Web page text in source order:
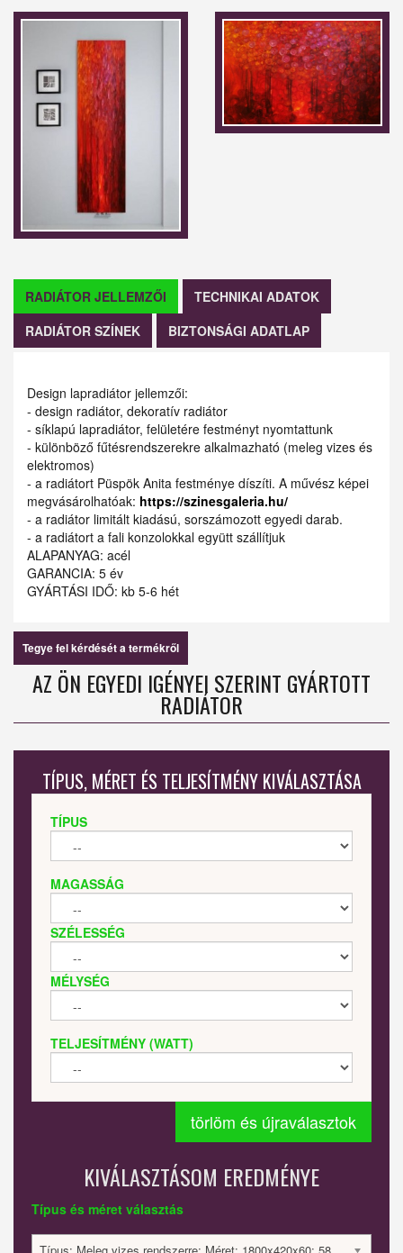
RADIÁTOR JELLEMZŐI
TECHNIKAI ADATOK
RADIÁTOR SZÍNEK
BIZTONSÁGI ADATLAP
Design lapradiátor jellemzői:
- design radiátor, dekoratív radiátor
- síklapú lapradiátor, felületére festményt nyomtattunk
- különböző fűtésrendszerekre alkalmazható (meleg vizes és
elektromos)
- a radiátort Püspök Anita festménye díszíti. A művész képei
megvásárolhatóak: https://szinesgaleria.hu/
- a radiátor limitált kiadású, sorszámozott egyedi darab.
- a radiátort a fali konzolokkal együtt szállítjuk
ALAPANYAG: acél
GARANCIA: 5 év
GYÁRTÁSI IDŐ: kb 5-6 hét
Tegye fel kérdését a termékről
AZ ÖN EGYEDI IGÉNYEI SZERINT GYÁRTOTT
RADIÁTOR
TÍPUS, MÉRET ÉS TELJESÍTMÉNY KIVÁLASZTÁSA
TÍPUS
MAGASSÁG
SZÉLESSÉG
MÉLYSÉG
TELJESÍTMÉNY (WATT)
törlöm és újraválasztok
KIVÁLASZTÁSOM EREDMÉNYE
Típus és méret választás